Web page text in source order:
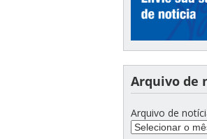
Arquivo de
Arquivo de